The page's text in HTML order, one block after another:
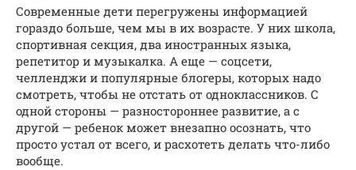
Современные дети перегружены информацией
гораздо больше, чем мы в их возрасте. У них школа,
спортивная секция, два иностранных языка,
репетитор и музыкалка. А еще — соцсети,
челленджи и популярные блогеры, которых надо
смотреть, чтобы не отстать от одноклассников. С
одной стороны — разностороннее развитие, а с
другой — ребенок может внезапно осознать, что
просто устал от всего, и расхотеть делать что-либо
вообще.